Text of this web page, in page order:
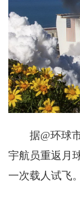
据@环球
宇航员重返月
一次载人试飞。